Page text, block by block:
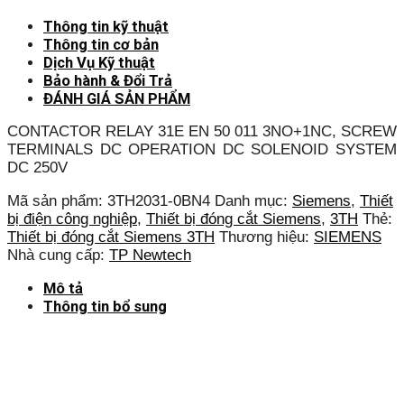
Thông tin kỹ thuật
Thông tin cơ bản
Dịch Vụ Kỹ thuật
Bảo hành & Đổi Trả
ĐÁNH GIÁ SẢN PHẨM
CONTACTOR RELAY 31E EN 50 011 3NO+1NC, SCREW
TERMINALS DC OPERATION DC SOLENOID SYSTEM
DC 250V
Mã sản phẩm: 3TH2031-0BN4 Danh mục: Siemens, Thiết
bị điện công nghiệp, Thiết bị đóng cắt Siemens, 3TH Thẻ:
Thiết bị đóng cắt Siemens 3TH Thương hiệu: SIEMENS
Nhà cung cấp: TP Newtech
Mô tả
Thông tin bổ sung